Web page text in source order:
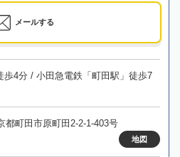
メールする
歩4分 / 小田急電鉄「町田駅」徒歩7
都町田市原町田2-2-1-403号
地図